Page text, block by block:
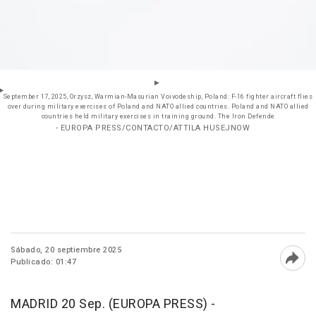
September 17, 2025, Orzysz, Warmian-Masurian Voivodeship, Poland: F-16 fighter aircraft flies
over during military exercises of Poland and NATO allied countries. Poland and NATO allied
countries held military exercises in training ground. The Iron Defende
- EUROPA PRESS/CONTACTO/ATTILA HUSEJNOW
Sábado, 20 septiembre 2025
Publicado: 01:47
MADRID 20 Sep. (EUROPA PRESS) -